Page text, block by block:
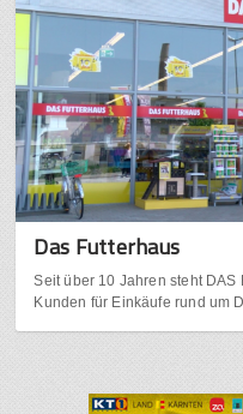
Das Futterhaus
Seit über 10 Jahren steht DAS
Kunden für Einkäufe rund um